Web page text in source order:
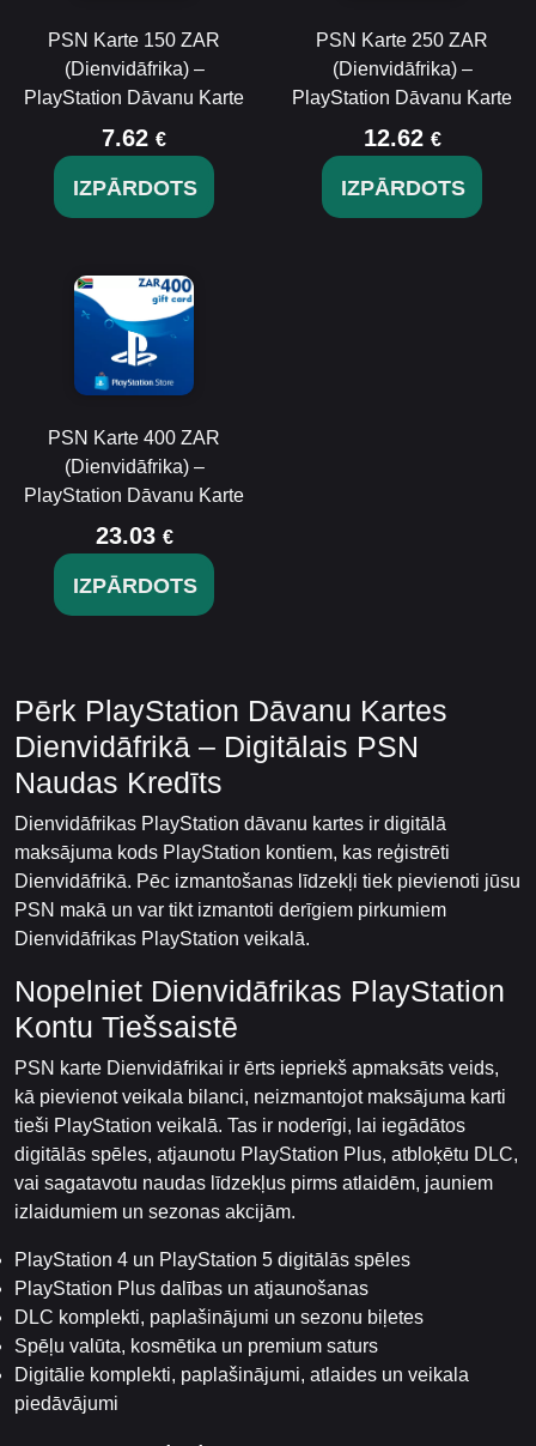
PSN Karte 150 ZAR
(Dienvidāfrika) –
PlayStation Dāvanu Karte
7.62 €
IZPĀRDOTS
PSN Karte 250 ZAR
(Dienvidāfrika) –
PlayStation Dāvanu Karte
12.62 €
IZPĀRDOTS
PSN Karte 400 ZAR
(Dienvidāfrika) –
PlayStation Dāvanu Karte
23.03 €
IZPĀRDOTS
Pērk PlayStation Dāvanu Kartes
Dienvidāfrikā – Digitālais PSN
Naudas Kredīts
Dienvidāfrikas PlayStation dāvanu kartes ir digitālā
maksājuma kods PlayStation kontiem, kas reģistrēti
Dienvidāfrikā. Pēc izmantošanas līdzekļi tiek pievienoti jūsu
PSN makā un var tikt izmantoti derīgiem pirkumiem
Dienvidāfrikas PlayStation veikalā.
Nopelniet Dienvidāfrikas PlayStation
Kontu Tiešsaistē
PSN karte Dienvidāfrikai ir ērts iepriekš apmaksāts veids,
kā pievienot veikala bilanci, neizmantojot maksājuma karti
tieši PlayStation veikalā. Tas ir noderīgi, lai iegādātos
digitālās spēles, atjaunotu PlayStation Plus, atbloķētu DLC,
vai sagatavotu naudas līdzekļus pirms atlaidēm, jauniem
izlaidumiem un sezonas akcijām.
PlayStation 4 un PlayStation 5 digitālās spēles
PlayStation Plus dalības un atjaunošanas
DLC komplekti, paplašinājumi un sezonu biļetes
Spēļu valūta, kosmētika un premium saturs
Digitālie komplekti, paplašinājumi, atlaides un veikala
piedāvājumi